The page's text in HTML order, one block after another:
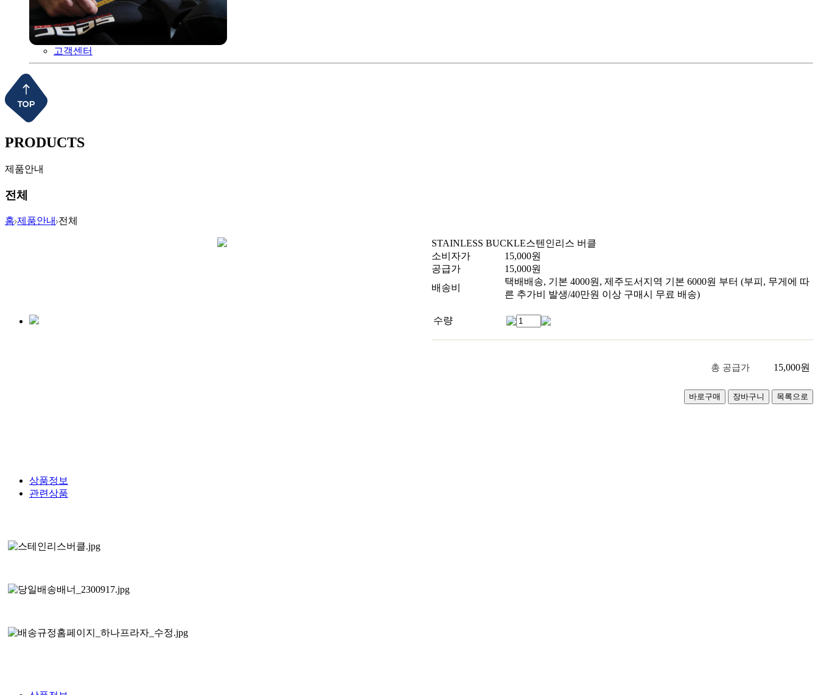
고객센터
PRODUCTS
제품안내
전체
홈 제품안내 전체
STAINLESS BUCKLE스텐인리스 버클
소비자가
15,000원
공급가
15,000원
배송비
택배배송, 기본 4000원, 제주도서지역 기본 6000원 부터 (부피, 무게에 따
른 추가비 발생/40만원 이상 구매시 무료 배송)
수량
총 공급가 15,000원
상품정보
관련상품